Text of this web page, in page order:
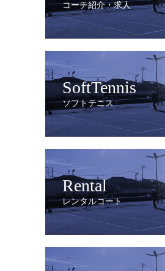
コーチ紹介・求人
SoftTennis
ソフトテニス
Rental
レンタルコート